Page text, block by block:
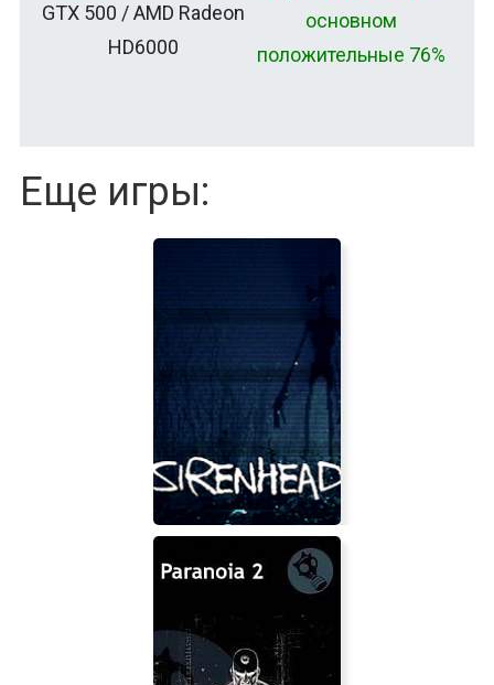
GTX 500 / AMD Radeon
HD6000
основном
положительные 76%
Еще игры: